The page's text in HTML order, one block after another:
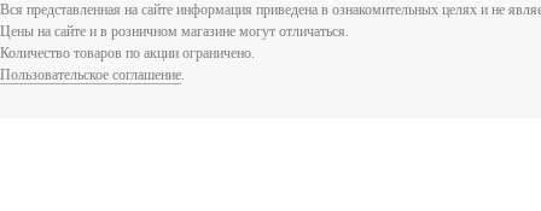
Вся представленная на сайте информация приведена в ознакомительных целях и не
Цены на сайте и в розничном магазине могут отличаться.
Количество товаров по акции ограничено.
Пользовательское соглашение.